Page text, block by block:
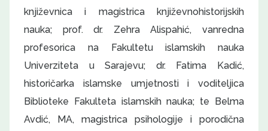
književnica i magistrica književnohistorijskih
nauka; prof. dr. Zehra Alispahić, vanredna
profesorica na Fakultetu islamskih nauka
Univerziteta u Sarajevu; dr. Fatima Kadić,
historičarka islamske umjetnosti i voditeljica
Biblioteke Fakulteta islamskih nauka; te Belma
Avdić, MA, magistrica psihologije i porodična